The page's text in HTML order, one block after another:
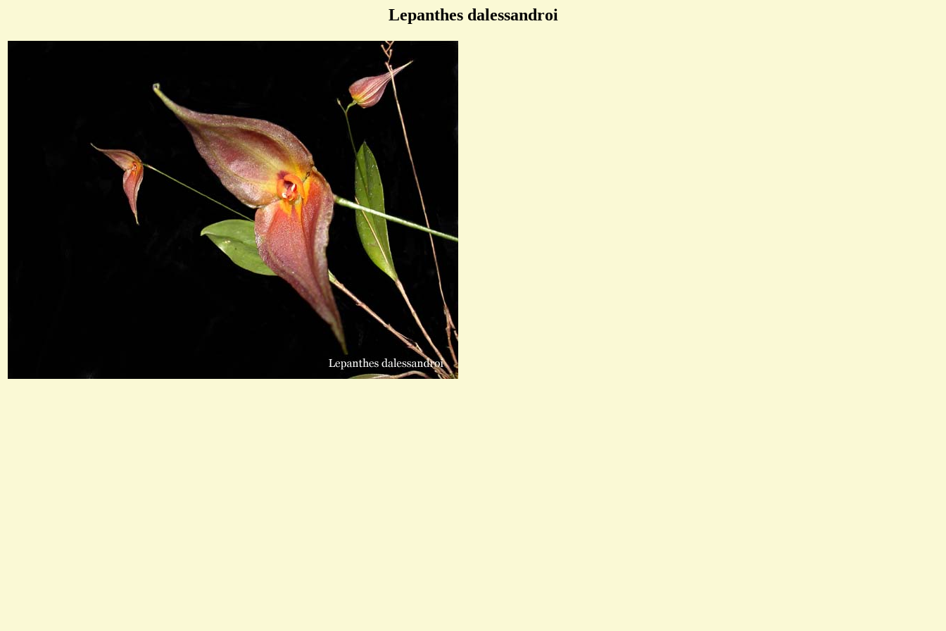
Lepanthes dalessandroi